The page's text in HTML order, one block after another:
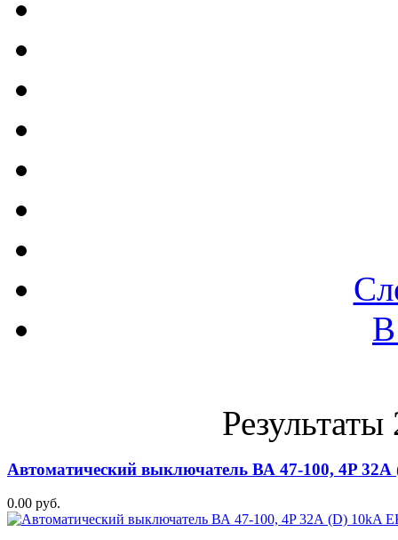
Автоматический выключатель ВА 47-100, 4P
0.00 руб.